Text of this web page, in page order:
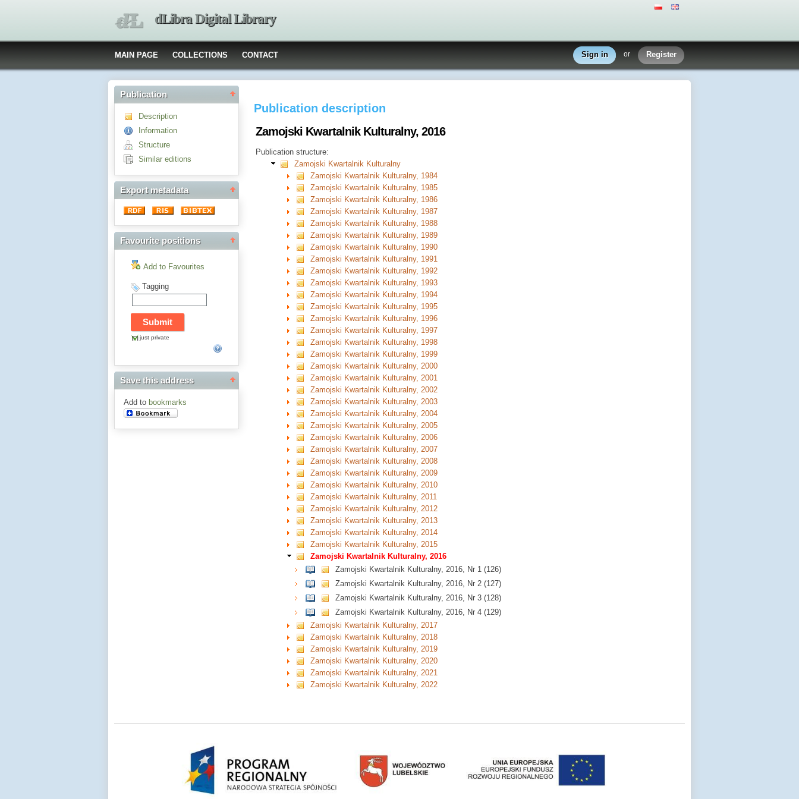
dLibra Digital Library
MAIN PAGE COLLECTIONS CONTACT Sign in or Register
Publication
Description
Information
Structure
Similar editions
Export metadata
Favourite positions
Add to Favourites
Tagging
just private
Save this address
Add to bookmarks
Publication description
Zamojski Kwartalnik Kulturalny, 2016
Publication structure:
Zamojski Kwartalnik Kulturalny
Zamojski Kwartalnik Kulturalny, 1984
Zamojski Kwartalnik Kulturalny, 1985
Zamojski Kwartalnik Kulturalny, 1986
Zamojski Kwartalnik Kulturalny, 1987
Zamojski Kwartalnik Kulturalny, 1988
Zamojski Kwartalnik Kulturalny, 1989
Zamojski Kwartalnik Kulturalny, 1990
Zamojski Kwartalnik Kulturalny, 1991
Zamojski Kwartalnik Kulturalny, 1992
Zamojski Kwartalnik Kulturalny, 1993
Zamojski Kwartalnik Kulturalny, 1994
Zamojski Kwartalnik Kulturalny, 1995
Zamojski Kwartalnik Kulturalny, 1996
Zamojski Kwartalnik Kulturalny, 1997
Zamojski Kwartalnik Kulturalny, 1998
Zamojski Kwartalnik Kulturalny, 1999
Zamojski Kwartalnik Kulturalny, 2000
Zamojski Kwartalnik Kulturalny, 2001
Zamojski Kwartalnik Kulturalny, 2002
Zamojski Kwartalnik Kulturalny, 2003
Zamojski Kwartalnik Kulturalny, 2004
Zamojski Kwartalnik Kulturalny, 2005
Zamojski Kwartalnik Kulturalny, 2006
Zamojski Kwartalnik Kulturalny, 2007
Zamojski Kwartalnik Kulturalny, 2008
Zamojski Kwartalnik Kulturalny, 2009
Zamojski Kwartalnik Kulturalny, 2010
Zamojski Kwartalnik Kulturalny, 2011
Zamojski Kwartalnik Kulturalny, 2012
Zamojski Kwartalnik Kulturalny, 2013
Zamojski Kwartalnik Kulturalny, 2014
Zamojski Kwartalnik Kulturalny, 2015
Zamojski Kwartalnik Kulturalny, 2016
Zamojski Kwartalnik Kulturalny, 2016, Nr 1 (126)
Zamojski Kwartalnik Kulturalny, 2016, Nr 2 (127)
Zamojski Kwartalnik Kulturalny, 2016, Nr 3 (128)
Zamojski Kwartalnik Kulturalny, 2016, Nr 4 (129)
Zamojski Kwartalnik Kulturalny, 2017
Zamojski Kwartalnik Kulturalny, 2018
Zamojski Kwartalnik Kulturalny, 2019
Zamojski Kwartalnik Kulturalny, 2020
Zamojski Kwartalnik Kulturalny, 2021
Zamojski Kwartalnik Kulturalny, 2022